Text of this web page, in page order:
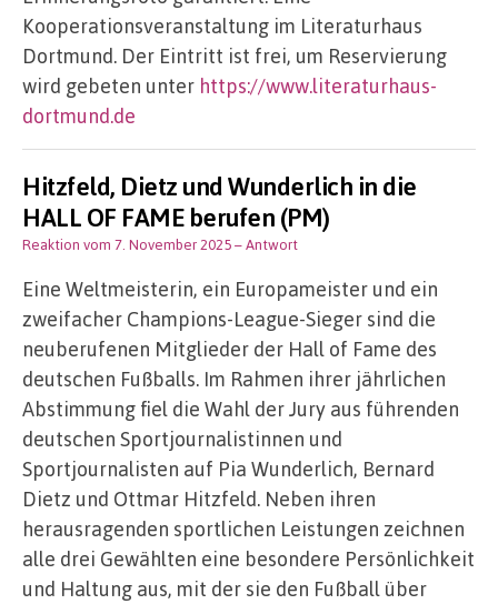
Kooperationsveranstaltung im Literaturhaus
Dortmund. Der Eintritt ist frei, um Reservierung
wird gebeten unter https://www.literaturhaus-
dortmund.de
Hitzfeld, Dietz und Wunderlich in die
HALL OF FAME berufen (PM)
Reaktion vom 7. November 2025– Antwort
Eine Weltmeisterin, ein Europameister und ein
zweifacher Champions-League-Sieger sind die
neuberufenen Mitglieder der Hall of Fame des
deutschen Fußballs. Im Rahmen ihrer jährlichen
Abstimmung fiel die Wahl der Jury aus führenden
deutschen Sportjournalistinnen und
Sportjournalisten auf Pia Wunderlich, Bernard
Dietz und Ottmar Hitzfeld. Neben ihren
herausragenden sportlichen Leistungen zeichnen
alle drei Gewählten eine besondere Persönlichkeit
und Haltung aus, mit der sie den Fußball über